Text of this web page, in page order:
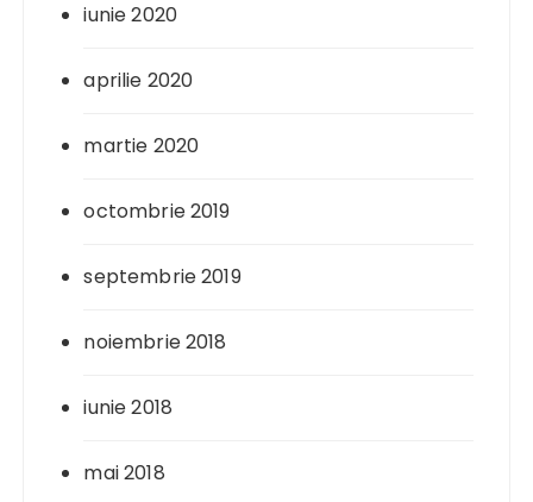
iunie 2020
aprilie 2020
martie 2020
octombrie 2019
septembrie 2019
noiembrie 2018
iunie 2018
mai 2018